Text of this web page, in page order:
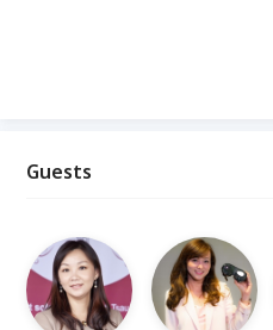
Guests